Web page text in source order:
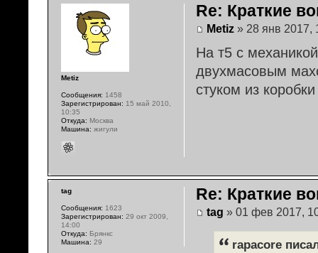
Re: Краткие
Metiz» 28 янв 2017,
На т5 с
двухмасовым
стуком из
Metiz
Сообщения: 1458
Зарегистрирован: 15 май 2010,
10:35
Откуда: Москва
Машина: жигули
Re: Краткие
tag » 01 фев 2017,
rapacore
tag
Сообщения: 1623
Зарегистрирован: 29 окт 2009,
14:00
Откуда: Брянкс
Машина: 29